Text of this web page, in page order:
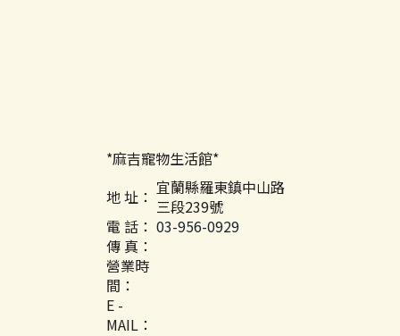
*麻吉寵物生活館*
地 址： 宜蘭縣羅東鎮中山路
三段239號
電 話： 03-956-0929
傳 真：
營業時
間：
E -
MAIL：